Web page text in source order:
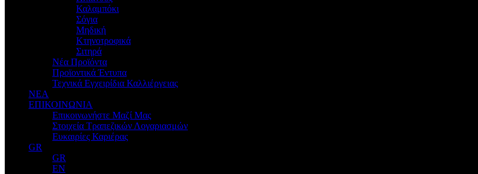
Καλαμπόκι
Σόγια
Μηδική
Κτηνοτροφικά
Σιτηρά
Νέα Προϊόντα
Προϊοντικά Έντυπα
Τεχνικά Εγχειρίδια Καλλιέργειας
ΝΕΑ
ΕΠΙΚΟΙΝΩΝΙΑ
Επικοινωνήστε Μαζί Μας
Στοιχεία Τραπεζικών Λογαριασμών
Ευκαιρίες Καριέρας
GR
GR
EN